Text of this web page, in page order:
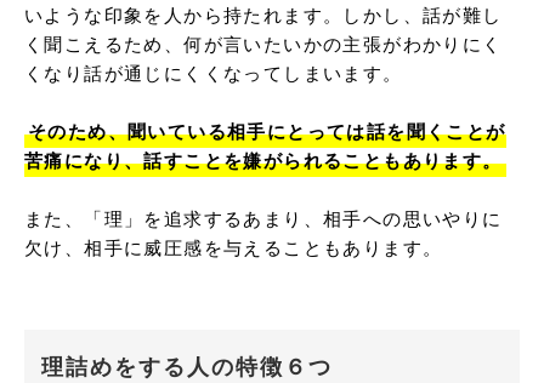
いような印象を人から持たれます。しかし、話が難し
く聞こえるため、何が言いたいかの主張がわかりにく
くなり話が通じにくくなってしまいます。
そのため、聞いている相手にとっては話を聞くことが
苦痛になり、話すことを嫌がられることもあります。
また、「理」を追求するあまり、相手への思いやりに
欠け、相手に威圧感を与えることもあります。
理詰めをする人の特徴６つ